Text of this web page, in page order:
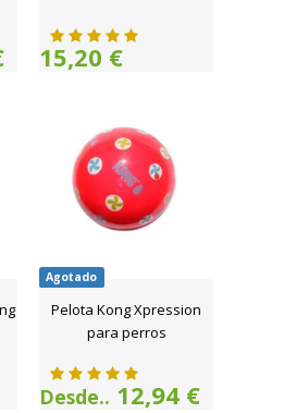
15,20 €
Agotado
Pelota Kong Xpression
para perros
Desde.. 12,94 €